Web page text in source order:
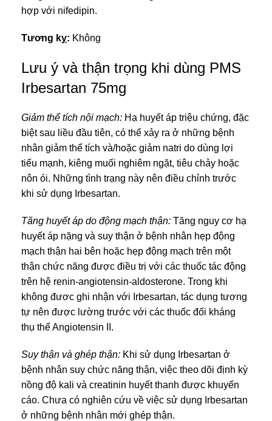
hợp với nifedipin.
Tương kỵ: Không
Lưu ý và thận trọng khi dùng PMS
Irbesartan 75mg
Giảm thể tích nội mạch: Hạ huyết áp triệu chứng, đặc
biệt sau liều đầu tiên, có thể xảy ra ở những bệnh
nhân giảm thể tích và/hoặc giảm natri do dùng lợi
tiểu mạnh, kiêng muối nghiêm ngặt, tiêu chảy hoặc
nôn ói. Những tình trạng này nên điều chỉnh trước
khi sử dụng Irbesartan.
Tăng huyết áp do động mạch thận: Tăng nguy cơ hạ
huyết áp nặng và suy thận ở bệnh nhân hẹp động
mạch thận hai bên hoặc hẹp động mạch trên một
thận chức năng được điều trị với các thuốc tác động
trên hệ renin-angiotensin-aldosterone. Trong khi
không đươc ghi nhận với Irbesartan, tác dụng tương
tự nên được lường trước với các thuốc đối kháng
thụ thể Angiotensin II.
Suy thận và ghép thận: Khi sử dụng Irbesartan ở
bệnh nhân suy chức năng thận, việc theo dõi định kỳ
nồng độ kali và creatinin huyết thanh được khuyến
cáo. Chưa có nghiên cứu về việc sử dụng Irbesartan
ở những bệnh nhân mới ghép thận.